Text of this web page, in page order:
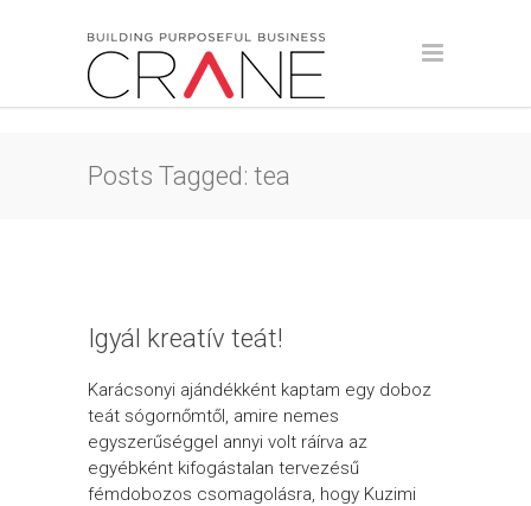
Posts Tagged: tea
Igyál kreatív teát!
Karácsonyi ajándékként kaptam egy doboz
teát sógornőmtől, amire nemes
egyszerűséggel annyi volt ráírva az
egyébként kifogástalan tervezésű
fémdobozos csomagolásra, hogy Kuzimi